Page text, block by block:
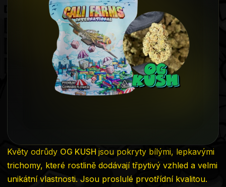
Květy odrůdy OG KUSH jsou pokryty bílými, lepkavými
trichomy, které rostlině dodávají třpytivý vzhled a velmi
unikátní vlastnosti. Jsou proslulé prvotřídní kvalitou.